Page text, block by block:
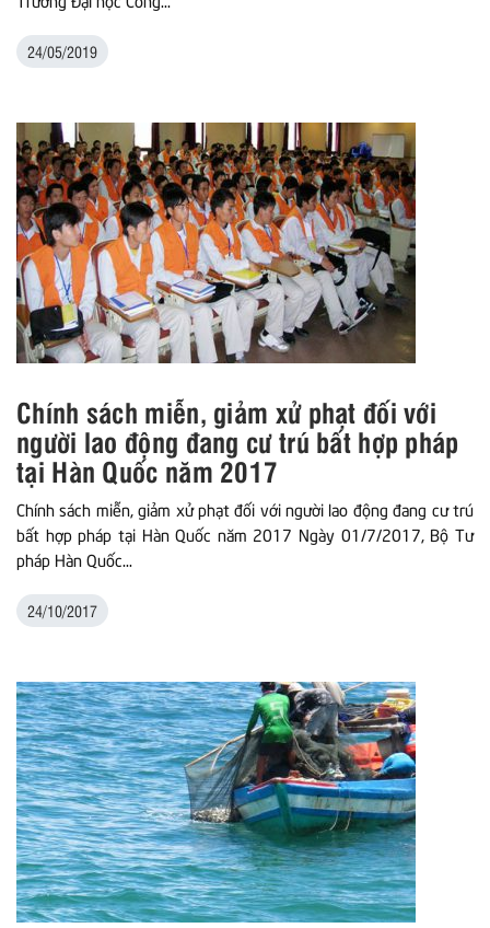
24/05/2019
Chính sách miễn, giảm xử phạt đối với
người lao động đang cư trú bất hợp pháp
tại Hàn Quốc năm 2017
Chính sách miễn, giảm xử phạt đối với người lao động đang cư trú
bất hợp pháp tại Hàn Quốc năm 2017 Ngày 01/7/2017, Bộ Tư
pháp Hàn Quốc...
24/10/2017